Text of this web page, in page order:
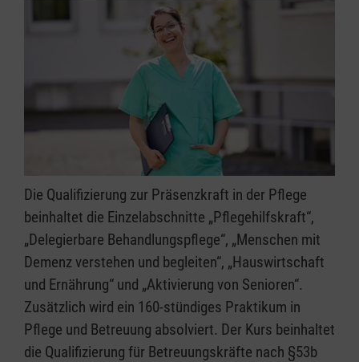
Die Qualifizierung zur Präsenzkraft in der Pflege
beinhaltet die Einzelabschnitte „Pflegehilfskraft“,
„Delegierbare Behandlungspflege“, „Menschen mit
Demenz verstehen und begleiten“, „Hauswirtschaft
und Ernährung“ und „Aktivierung von Senioren“.
Zusätzlich wird ein 160-stündiges Praktikum in
Pflege und Betreuung absolviert. Der Kurs beinhaltet
die Qualifizierung für Betreuungskräfte nach §53b